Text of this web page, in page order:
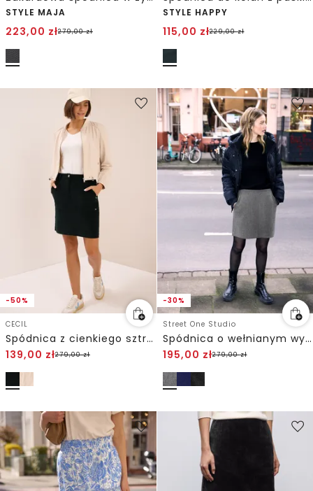
STYLE MAJA
223,00 zł279,00zł
STYLE HAPPY
115,00 zł229,00zł
-50%
CECIL
Spódnica z cienkiego sztruksu
139,00 zł279,00zł
-30%
Street One Studio
Spódnica o wełnianym wyglądzie
195,00 zł279,00zł